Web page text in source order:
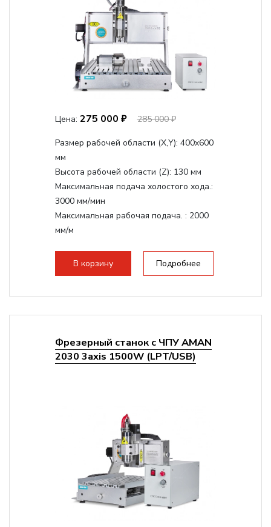
Цена: 275 000 ₽ 285 000 ₽
Размер рабочей области (Х,Y): 400x600
мм
Высота рабочей области (Z): 130 мм
Максимальная подача холостого хода.:
3000 мм/мин
Максимальная рабочая подача. : 2000
мм/м
стандартно:Т-слот
Цанговый патрон:ER11
В корзину Подробнее
Фрезерный станок с ЧПУ AMAN
2030 3axis 1500W (LPT/USB)